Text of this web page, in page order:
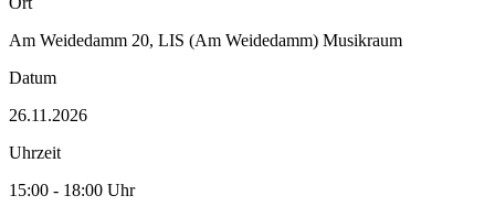
Am Weidedamm 20, LIS (Am Weidedamm) Musikraum
Datum
26.11.2026
Uhrzeit
15:00 - 18:00 Uhr